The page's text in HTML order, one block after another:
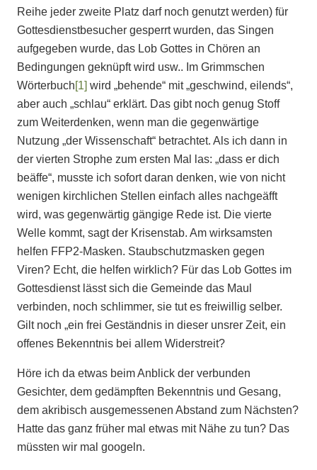
Reihe jeder zweite Platz darf noch genutzt werden) für
Gottesdienstbesucher gesperrt wurden, das Singen
aufgegeben wurde, das Lob Gottes in Chören an
Bedingungen geknüpft wird usw.. Im Grimmschen
Wörterbuch[1] wird „behende“ mit „geschwind, eilends“,
aber auch „schlau“ erklärt. Das gibt noch genug Stoff
zum Weiterdenken, wenn man die gegenwärtige
Nutzung „der Wissenschaft“ betrachtet. Als ich dann in
der vierten Strophe zum ersten Mal las: „dass er dich
beäffe“, musste ich sofort daran denken, wie von nicht
wenigen kirchlichen Stellen einfach alles nachgeäfft
wird, was gegenwärtig gängige Rede ist. Die vierte
Welle kommt, sagt der Krisenstab. Am wirksamsten
helfen FFP2-Masken. Staubschutzmasken gegen
Viren? Echt, die helfen wirklich? Für das Lob Gottes im
Gottesdienst lässt sich die Gemeinde das Maul
verbinden, noch schlimmer, sie tut es freiwillig selber.
Gilt noch „ein frei Geständnis in dieser unsrer Zeit, ein
offenes Bekenntnis bei allem Widerstreit?
Höre ich da etwas beim Anblick der verbunden
Gesichter, dem gedämpften Bekenntnis und Gesang,
dem akribisch ausgemessenen Abstand zum Nächsten?
Hatte das ganz früher mal etwas mit Nähe zu tun? Das
müssten wir mal googeln.